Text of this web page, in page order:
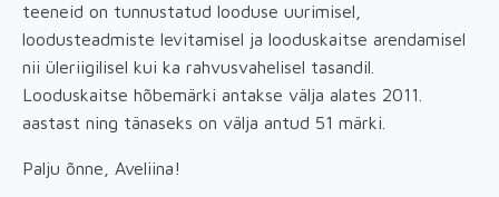
teeneid on tunnustatud looduse uurimisel,
loodusteadmiste levitamisel ja looduskaitse arendamisel
nii üleriigilisel kui ka rahvusvahelisel tasandil.
Looduskaitse hõbemärki antakse välja alates 2011.
aastast ning tänaseks on välja antud 51 märki.
Palju õnne, Aveliina!